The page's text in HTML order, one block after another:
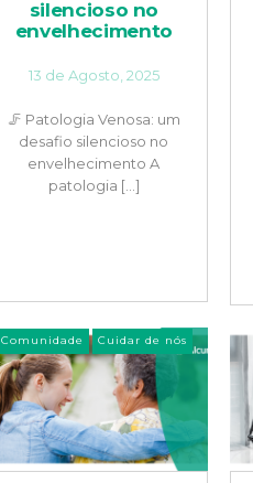
silencioso no
envelhecimento
13 de Agosto, 2025
🦵 Patologia Venosa: um
desafio silencioso no
envelhecimento A
patologia [...]
Comunidade Cuidar de nós